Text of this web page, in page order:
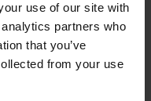
use of our site with
partners who
that you’ve
from your use